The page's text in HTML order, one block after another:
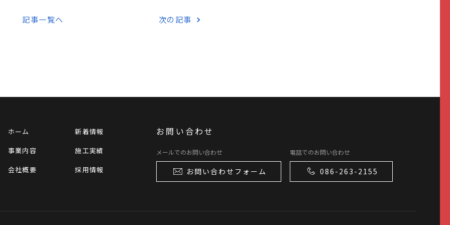
記事一覧へ 次の記事
ホーム 新着情報
事業内容 施工実績
会社概要 採用情報
お問い合わせ
メールでのお問い合わせ
お問い合わせフォーム
電話でのお問い合わせ
086-263-2155